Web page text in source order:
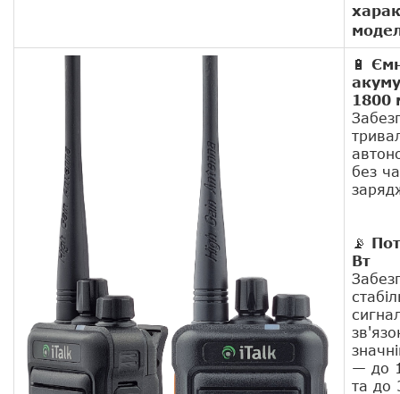
🔋
1800
без
📡
Вт
— до
та до